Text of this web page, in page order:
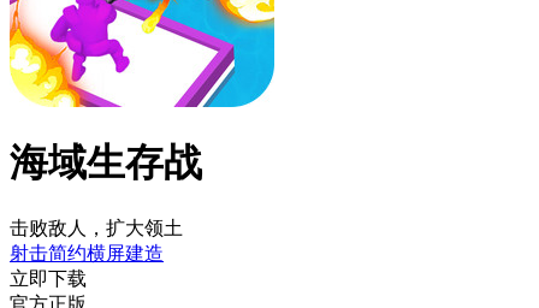
海域生存战
击败敌人，扩大领土
射击简约横屏建造
立即下载
官方正版